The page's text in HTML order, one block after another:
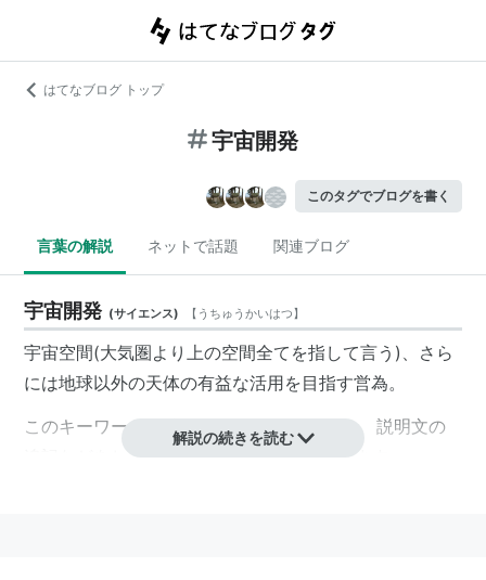
はてなブログ トップ
宇宙開発
このタグでブログを書く
言葉の解説 ネットで話題 関連ブログ
宇宙開発 (サイエンス) 【 うちゅうかいはつ】
宇宙空間(大気圏より上の空間全てを指して言う)、さら
には地球以外の天体の有益な活用を目指す営為。
このキーワードは
編集待ちキーワード
です。 説明文の
追記などをして下さるユーザーを求めています。
解説の続きを読む